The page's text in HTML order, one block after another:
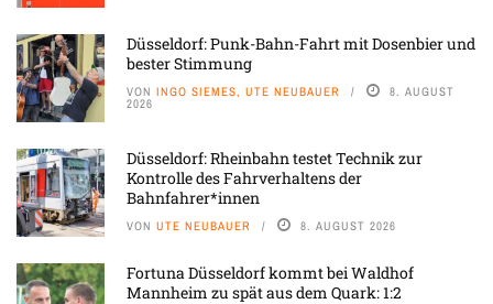
Düsseldorf: Punk-Bahn-Fahrt mit Dosenbier und
bester Stimmung
VON INGO SIEMES, UTE NEUBAUER 8. AUGUST
2026
Düsseldorf: Rheinbahn testet Technik zur
Kontrolle des Fahrverhaltens der
Bahnfahrer*innen
VON UTE NEUBAUER 8. AUGUST 2026
Fortuna Düsseldorf kommt bei Waldhof
Mannheim zu spät aus dem Quark: 1:2